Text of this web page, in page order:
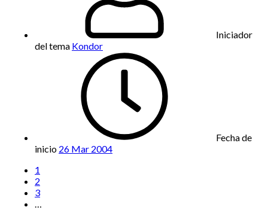
Iniciador
del tema Kondor
Fecha de
inicio 26 Mar 2004
1
2
3
…